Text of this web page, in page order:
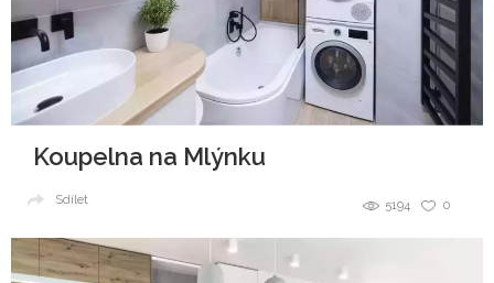
Koupelna na Mlýnku
0
5194
Sdílet